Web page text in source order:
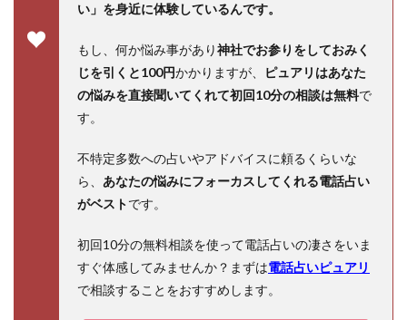
い」を身近に体験しているんです。
もし、何か悩み事があり神社でお参りをしておみく
じを引くと100円かかりますが、
ピュアリはあなた
の悩みを直接聞いてくれて初回10分の相談は無料で
す。
不特定多数への占いやアドバイスに頼るくらいな
ら、 あなたの悩みにフォーカスしてくれる電話占い
がベストです。
初回10分の無料相談を使って電話占いの凄さをいま
すぐ体感してみませんか？まずは電話占いピュアリ
で相談することをおすすめします。